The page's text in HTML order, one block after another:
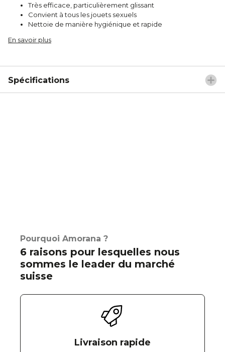
Très efficace, particulièrement glissant
Convient à tous les jouets sexuels
Nettoie de manière hygiénique et rapide
En savoir plus
Spécifications
Pourquoi Amorana ?
6 raisons pour lesquelles nous
sommes le leader du marché
suisse
Livraison rapide